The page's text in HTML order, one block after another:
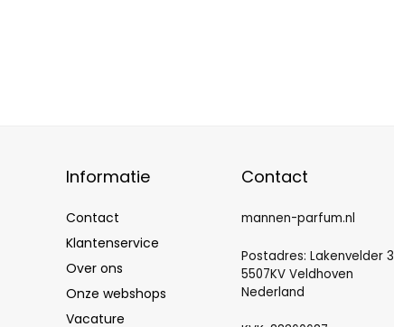
Informatie
Contact
Klantenservice
Over ons
Onze webshops
Vacature
Contact
mannen-parfum.nl
Postadres: Lakenvelder 3
5507KV Veldhoven
Nederland